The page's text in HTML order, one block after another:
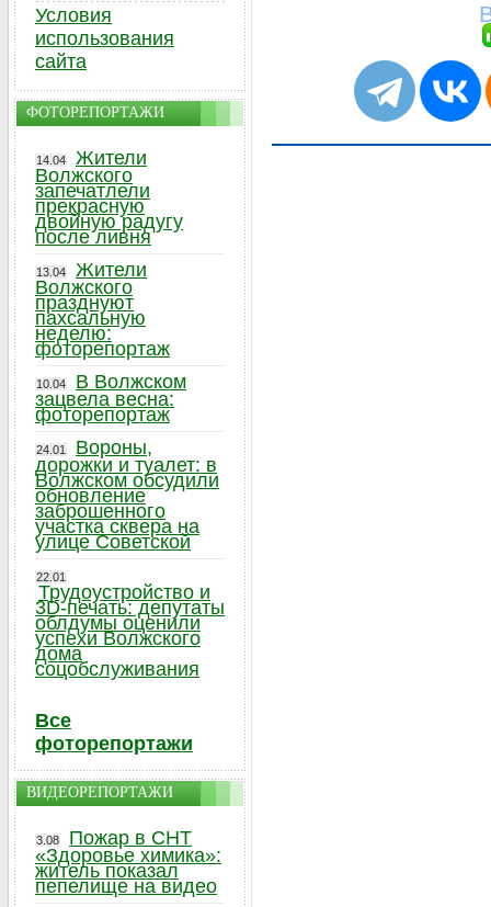
Условия
использования
сайта
ФОТОРЕПОРТАЖИ
14.04
Жители
Волжского
запечатлели
прекрасную
двойную радугу
после ливня
13.04
Жители
Волжского
празднуют
пахсальную
неделю:
фоторепортаж
10.04
В Волжском
зацвела весна:
фоторепортаж
24.01
Вороны,
дорожки и туалет: в
Волжском обсудили
обновление
заброшенного
участка сквера на
улице Советской
22.01
Трудоустройство и
3D-печать: депутаты
облдумы оценили
успехи Волжского
дома
соцобслуживания
Все
фоторепортажи
ВИДЕОРЕПОРТАЖИ
3.08
Пожар в СНТ
«Здоровье химика»:
житель показал
пепелище на видео